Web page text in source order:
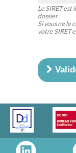
Le SIRET
dossier.
Si vous ne le
votre SIRET